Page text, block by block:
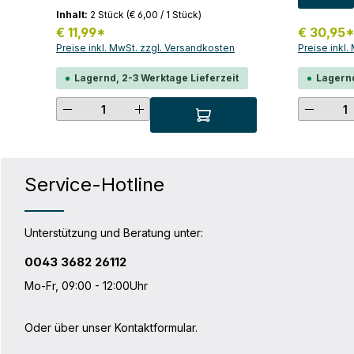
Haken zu locker für deinen
Gepäckträger, so musst du diese mit
den zusätzlichen Einsätzen anpassen.
mm) mit Kunststoffgriff je 2 Einsätze für
Schnapphaken (8, 10 und 12 mm)
Inhalt: 2 Stück(€ 6,00 / 1 Stück)
€ 11,99*
Preise inkl. MwSt. zzgl. Versandkosten
Lagernd, 2-3 Werktage Lieferzeit
Produkt Anzahl: Gib den
eines
ultimative
ist die
mit
Hinweis:
ODER
Packing
mit
16
€ 30,95*
Preise inkl.
Service-Hotline
Unterstützung und Beratung unter:
0043 3682 26112
Mo-Fr, 09:00 - 12:00Uhr
Oder über unser Kontaktformular.